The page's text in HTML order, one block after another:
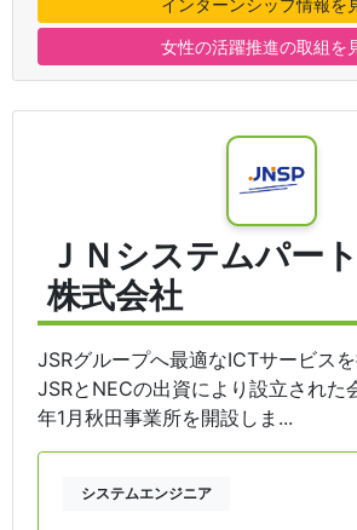
女性の活躍推進の取組を
ＪＮシステムパー
株式会社
JSRグループへ最適なICTサービス
JSRとNECの出資により設立された
年1月秋田事業所を開設しま...
システムエンジニア